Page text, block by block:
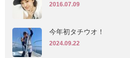
2016.07.09
今年初タチウオ！
2024.09.22